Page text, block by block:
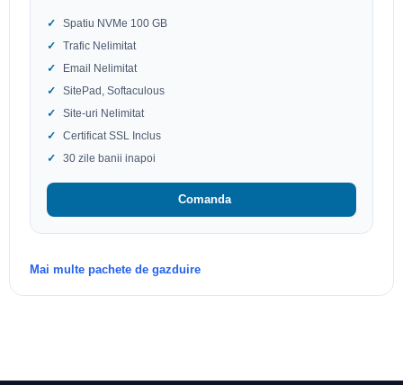
Spatiu NVMe 100 GB
Trafic Nelimitat
Email Nelimitat
SitePad, Softaculous
Site-uri Nelimitat
Certificat SSL Inclus
30 zile banii inapoi
Comanda
Mai multe pachete de gazduire